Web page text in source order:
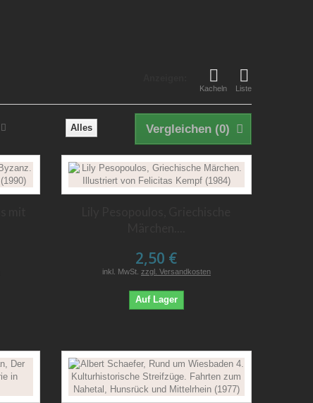
Kacheln Liste
Vergleichen (0)
Alles
2,50 €
inkl. MwSt. zzgl. Versandkosten
Auf Lager